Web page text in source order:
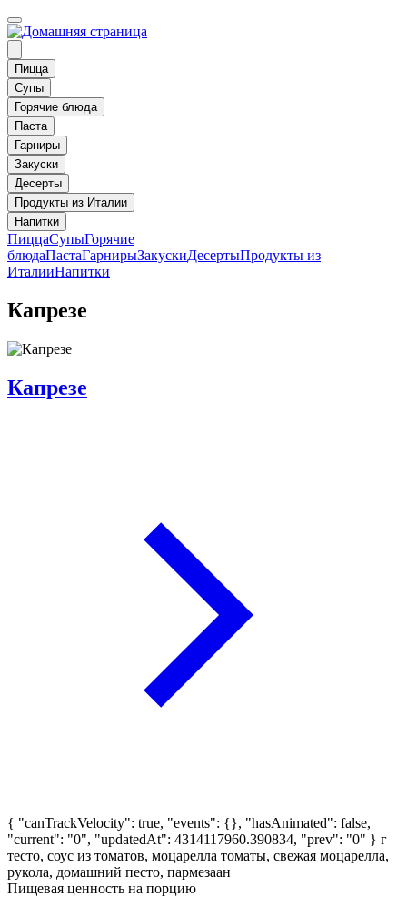
Пицца
Супы
Горячие блюда
Паста
Гарниры
Закуски
Десерты
Продукты из Италии
Напитки
ПиццаСупыГорячие
блюдаПастаГарнирыЗакускиДесертыПродукты из
ИталииНапитки
Капрезе
Капрезе
{ "canTrackVelocity": true, "events": {}, "hasAnimated": false,
"current": "0", "updatedAt": 4314117960.390834, "prev": "0" } г
тесто, соус из томатов, моцарелла томаты, свежая моцарелла,
рукола, домашний песто, пармезаан
Пищевая ценность на порцию